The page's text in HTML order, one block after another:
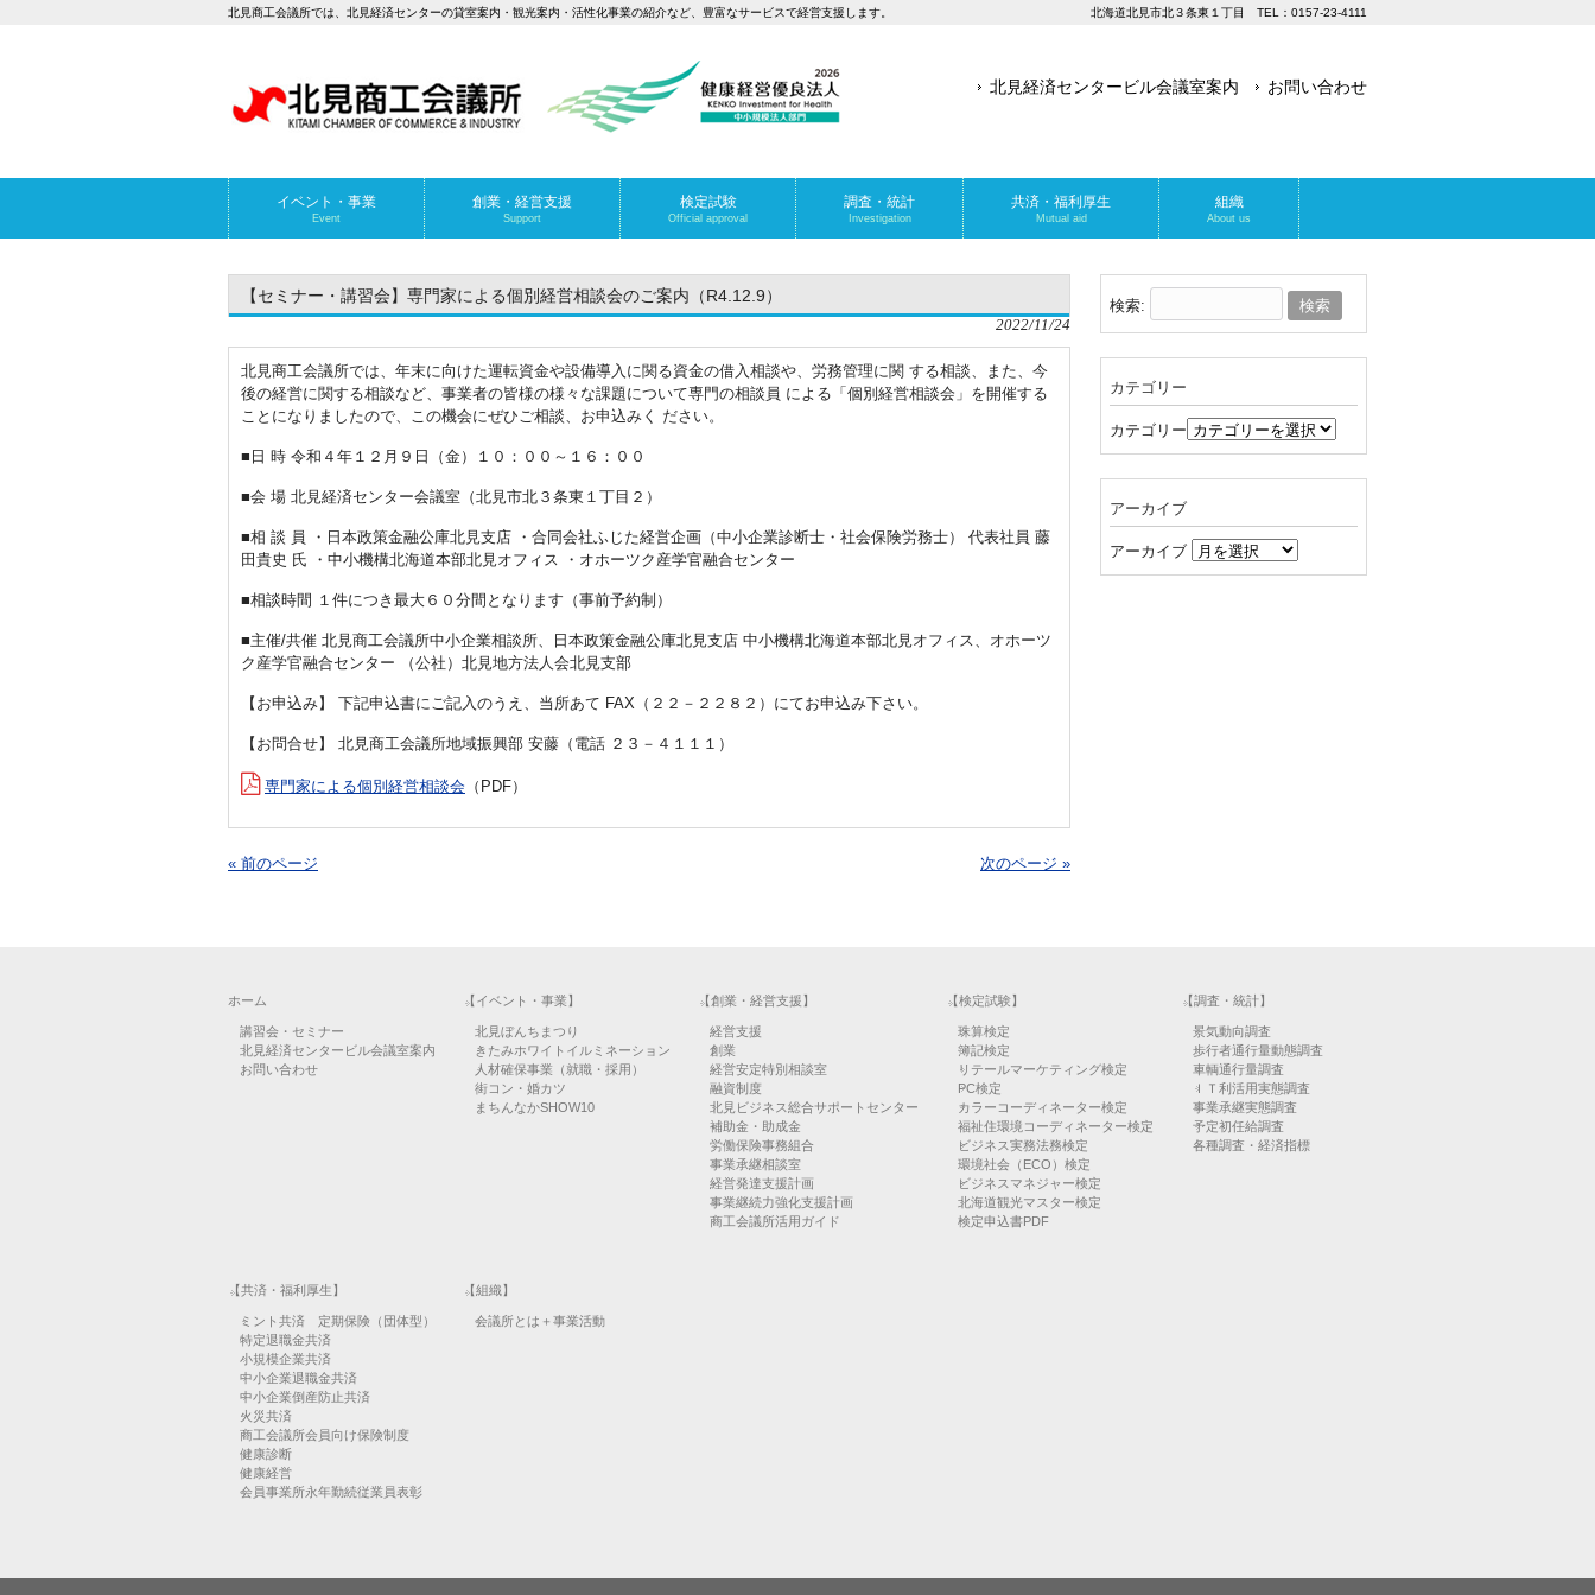
北見商工会議所では、北見経済センターの貸室案内・観光案内・活性化事業の紹介など、豊富なサービスで経営支援します。 北海道北見市北３条東１丁目 TEL：0157-23-4111
北見経済センタービル会議室案内 お問い合わせ
イベント・事業
Event
創業・経営支援
Support
検定試験
Official approval
調査・統計
Investigation
共済・福利厚生
Mutual aid
組織
About us
【セミナー・講習会】専門家による個別経営相談会のご案内（R4.12.9）
2022/11/24
北見商工会議所では、年末に向けた運転資金や設備導入に関る資金の借入相談や、労務管理に関 する相談、また、今
後の経営に関する相談など、事業者の皆様の様々な課題について専門の相談員 による「個別経営相談会」を開催する
ことになりましたので、この機会にぜひご相談、お申込みく ださい。
■日 時 令和４年１２月９日（金）１０：００～１６：００
■会 場 北見経済センター会議室（北見市北３条東１丁目２）
■相 談 員 ・日本政策金融公庫北見支店 ・合同会社ふじた経営企画（中小企業診断士・社会保険労務士） 代表社員 藤
田貴史 氏 ・中小機構北海道本部北見オフィス ・オホーツク産学官融合センター
■相談時間 １件につき最大６０分間となります（事前予約制）
■主催/共催 北見商工会議所中小企業相談所、日本政策金融公庫北見支店 中小機構北海道本部北見オフィス、オホーツ
ク産学官融合センター （公社）北見地方法人会北見支部
【お申込み】 下記申込書にご記入のうえ、当所あて FAX（２２－２２８２）にてお申込み下さい。
【お問合せ】 北見商工会議所地域振興部 安藤（電話 ２３－４１１１）
専門家による個別経営相談会 （PDF）
« 前のページ 次のページ »
検索:
カテゴリー
カテゴリー
アーカイブ
アーカイブ
ホーム
講習会・セミナー
北見経済センタービル会議室案内
お問い合わせ
【イベント・事業】
北見ぼんちまつり
きたみホワイトイルミネーション
人材確保事業（就職・採用）
街コン・婚カツ
まちんなかSHOW10
【創業・経営支援】
経営支援
創業
経営安定特別相談室
融資制度
北見ビジネス総合サポートセンター
補助金・助成金
労働保険事務組合
事業承継相談室
経営発達支援計画
事業継続力強化支援計画
商工会議所活用ガイド
【検定試験】
珠算検定
簿記検定
リテールマーケティング検定
PC検定
カラーコーディネーター検定
福祉住環境コーディネーター検定
ビジネス実務法務検定
環境社会（ECO）検定
ビジネスマネジャー検定
北海道観光マスター検定
検定申込書PDF
【調査・統計】
景気動向調査
歩行者通行量動態調査
車輌通行量調査
ＩＴ利活用実態調査
事業承継実態調査
予定初任給調査
各種調査・経済指標
【共済・福利厚生】
ミント共済 定期保険（団体型）
特定退職金共済
小規模企業共済
中小企業退職金共済
中小企業倒産防止共済
火災共済
商工会議所会員向け保険制度
健康診断
健康経営
会員事業所永年勤続従業員表彰
【組織】
会議所とは＋事業活動